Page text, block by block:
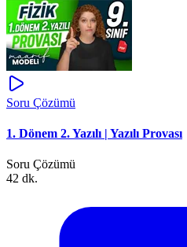
Soru Çözümü
1. Dönem 2. Yazılı | Yazılı Provası
Soru Çözümü
42 dk.